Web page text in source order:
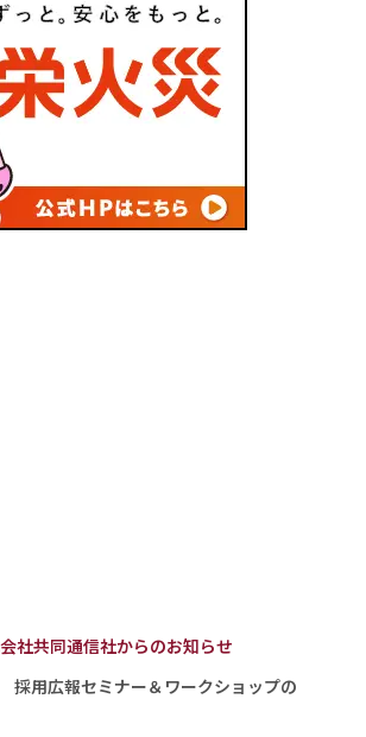
社共同通信社からのお知らせ
用広報セミナー＆ワークショップの